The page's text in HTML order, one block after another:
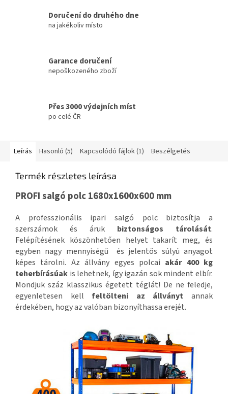
Doručení do druhého dne
na jakékoliv místo
Garance doručení
nepoškozeného zboží
Přes 3000 výdejních míst
po celé ČR
Leírás Hasonló (5) Kapcsolódó fájlok (1) Beszélgetés
Termék részletes leírása
PROFI salgó polc 1680x1600x600 mm
A professzionális ipari salgó polc biztosítja a
szerszámok és áruk biztonságos tárolását.
Felépítésének köszönhetően helyet takarít meg, és
egyben nagy mennyiségű és jelentős súlyú anyagot
képes tárolni. Az állvány egyes polcai akár 400 kg
teherbírásúak is lehetnek, így igazán sok mindent elbír.
Mondjuk száz klasszikus égetett téglát! De ne feledje,
egyenletesen kellfeltölteni az állványt annak
érdekében, hogy az valóban bizonyíthassa erejét.